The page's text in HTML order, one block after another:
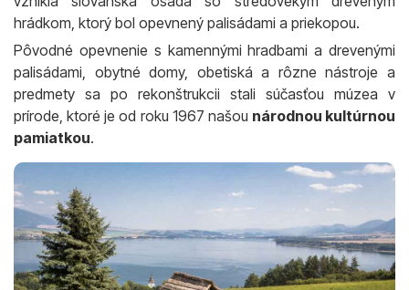
hrádkom, ktorý bol opevnený palisádami a priekopou.
Pôvodné opevnenie s kamennými hradbami a drevenými
palisádami, obytné domy, obetiská a rôzne nástroje a
predmety sa po rekonštrukcii stali súčasťou múzea v
prírode, ktoré je od roku 1967 našou národnou kultúrnou
pamiatkou.